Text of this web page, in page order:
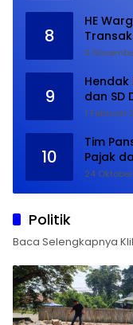
8
HE
9
9
Hendak
dan SD
1 Februari
10
Tim
Pajak
Januari
24
Politik
Baca Selengkapnya